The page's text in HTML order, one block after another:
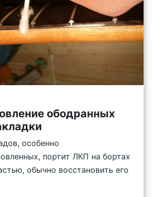
ободранных
особенно
портит ЛКП на бортах
обычно восстановить его